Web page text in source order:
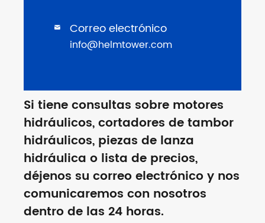
 Correo electrónico
info@helmtower.com
Si tiene consultas sobre motores
hidráulicos, cortadores de tambor
hidráulicos, piezas de lanza
hidráulica o lista de precios,
déjenos su correo electrónico y nos
comunicaremos con nosotros
dentro de las 24 horas.